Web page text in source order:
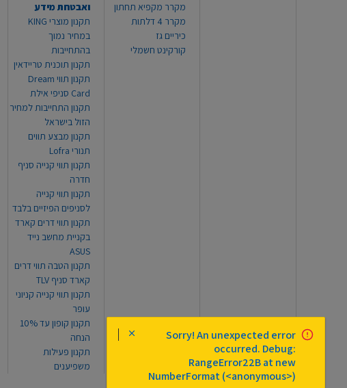
מקרר מקפיא תחתון
מקרר 4 דלתות
כיריים גז
קורקינט חשמלי
ואבטחת מידע
תקנון מוצרי KING
במחיר נמוך
בהתחייבות
תקנון תוכנית טריידאין
תקנון תווי Dream
Card סניפי אילת
תקנון התחייבות למחיר
הזול בישראל
תקנון מבצע תווים
תנורי Lofra
תקנון תווי קנייה סניף
חדרה
תקנון תווי קנייה
לסניפים הפיזיים בלבד
תקנון תווי דרים קארד
בקניית מחשב נייד
ASUS
תקנון הטבה תווי דרים
קארד סניף TLV
תקנון תווי קנייה קניוני
עופר
תקנון קופון עד 10%
הנחה
תקנון פעילות
משפיענים
Sorry! An unexpected error
occurred. Debug:
RangeError22B at new
NumberFormat (<anonymous>)